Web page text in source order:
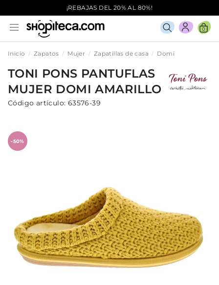
¡REBAJAS DEL 20% AL 80%!
0
Inicio Zapatos Mujer Zapatillas de casa Domi
TONI PONS PANTUFLAS
MUJER DOMIAMARILLO
Código artículo: 63576-39
-50%